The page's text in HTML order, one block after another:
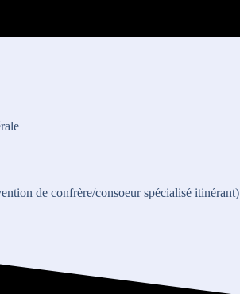
de confrère/consoeur spécialisé itinérant)